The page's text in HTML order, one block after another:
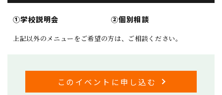
①学校説明会 ②個別相談
上記以外のメニューをご希望の方は、ご相談ください。
このイベントに申し込む